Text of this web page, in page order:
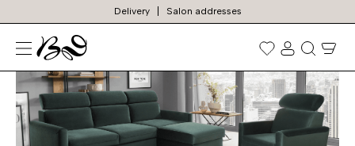
Delivery Salon addresses
Prekių
paieška
N